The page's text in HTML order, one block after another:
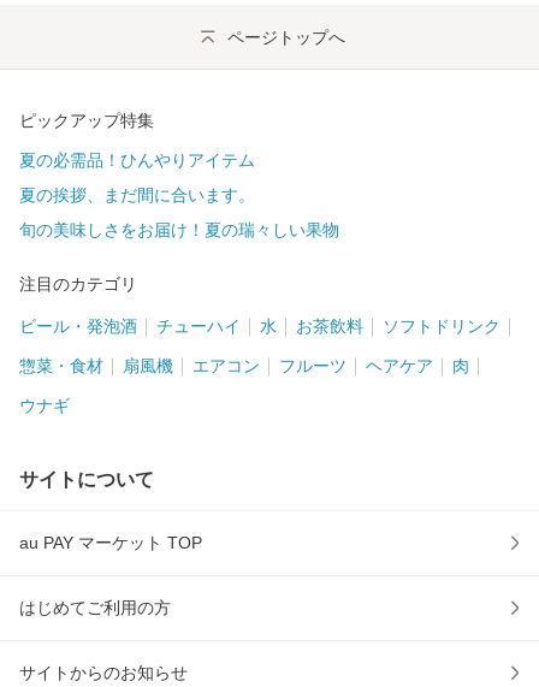
ページトップへ
ピックアップ特集
夏の必需品！ひんやりアイテム
夏の挨拶、まだ間に合います。
旬の美味しさをお届け！夏の瑞々しい果物
注目のカテゴリ
ビール・発泡酒 チューハイ 水 お茶飲料 ソフトドリンク
惣菜・食材 扇風機 エアコン フルーツ ヘアケア 肉
ウナギ
サイトについて
au PAY マーケット TOP
はじめてご利用の方
サイトからのお知らせ